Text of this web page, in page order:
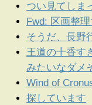
つい見てしま
Fwd: 区画整
そうだ、長野
王道の十香す
みたいなダメ
Wind of
探しています